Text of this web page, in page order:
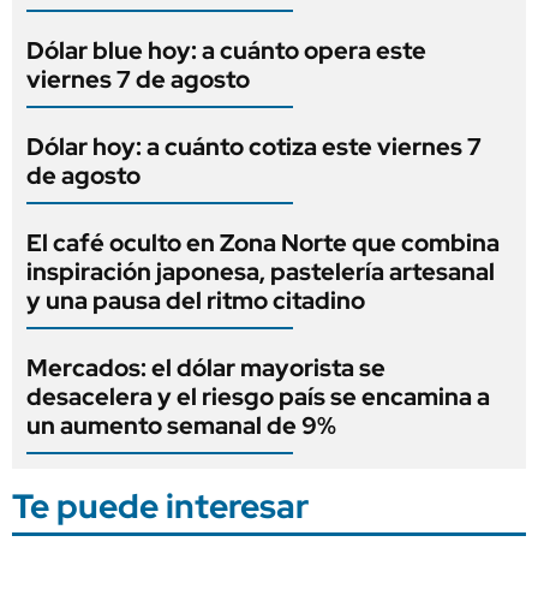
Dólar blue hoy: a cuánto opera este
viernes 7 de agosto
Dólar hoy: a cuánto cotiza este viernes 7
de agosto
El café oculto en Zona Norte que combina
inspiración japonesa, pastelería artesanal
y una pausa del ritmo citadino
Mercados: el dólar mayorista se
desacelera y el riesgo país se encamina a
un aumento semanal de 9%
Te puede interesar